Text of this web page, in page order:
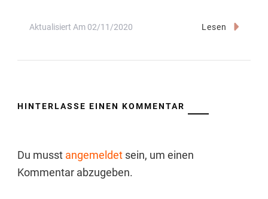
Aktualisiert Am 02/11/2020 Lesen
HINTERLASSE EINEN KOMMENTAR
Du musst angemeldet sein, um einen
Kommentar abzugeben.